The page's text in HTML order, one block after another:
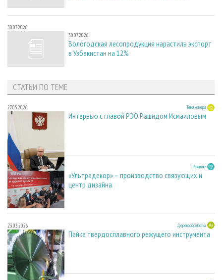
30.07.2026
30.07.2026
Вологодская лесопродукция нарастила экспорт
в Узбекистан на 12%
СТАТЬИ ПО ТЕМЕ
27.05.2026 Тема номера
Интервью с главой РЭО Рашидом Исмаиловым
23.03.2026 Развитие
«Ультрадекор» – производство связующих и
центр дизайна
23.03.2026 Деревообработка
Пайка твердосплавного режущего инструмента